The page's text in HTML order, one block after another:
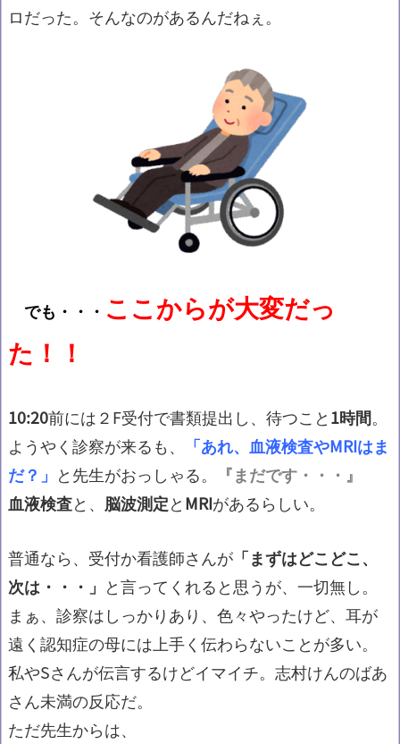
ロだった。そんなのがあるんだねぇ。
でも・・・ ここからが大変だっ
た！！
10:20前には２F受付で書類提出し、待つこと1時間。
ようやく診察が来るも、
「あれ、血液検査やMRIはま
だ？」 と先生がおっしゃる。
『まだです・・・』
血液検査と、 脳波測定とMRIがあるらしい。
普通なら、受付か看護師さんが 「まずはどこどこ、
次は・・・」 と言ってくれると思うが、一切無し。
まぁ、診察はしっかりあり、色々やったけど、耳が
遠く認知症の母には上手く伝わらないことが多い。
私やSさんが伝言するけどイマイチ。志村けんのばあ
さん未満の反応だ。
ただ先生からは、